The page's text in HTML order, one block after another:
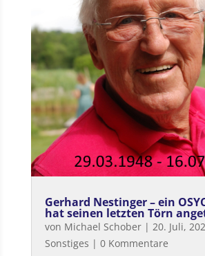
Gerhard Nestinger – ein
hat seinen letzten Törn
von Michael Schober| 20. Juli,
Sonstiges | 0 Kommentare